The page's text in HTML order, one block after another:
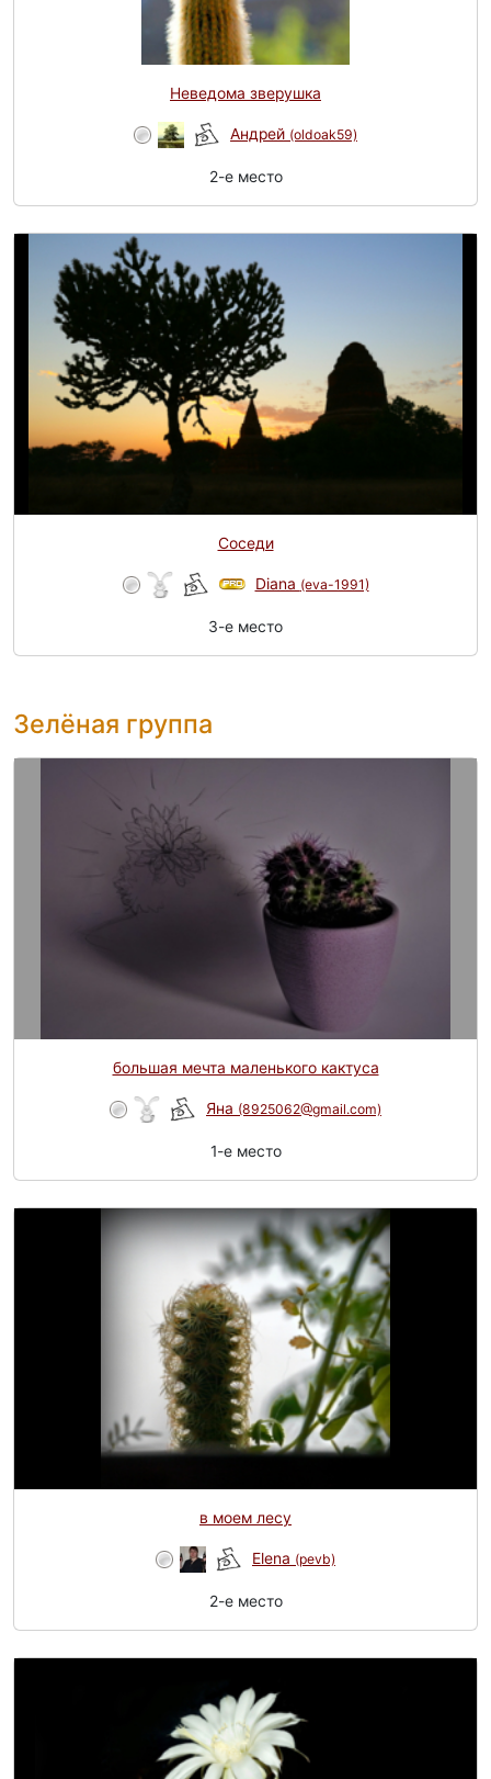
Неведома зверушка
Андрей (oldoak59)
2-e место
Соседи
Diana (eva-1991)
3-e место
Зелёная группа
большая мечта маленького кактуса
Яна (8925062@gmail.com)
1-e место
в моем лесу
Elena (pevb)
2-e место